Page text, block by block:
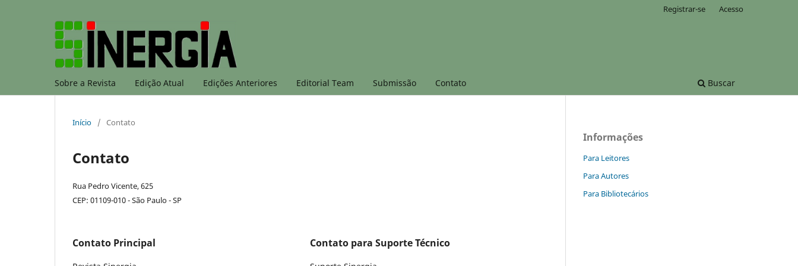
Sobre a Revista Edição Atual Edições Anteriores Editorial Team Submissão Contato Buscar
Registrar-se Acesso
Início / Contato
Contato
Rua Pedro Vicente, 625
CEP: 01109-010 - São Paulo - SP
Contato Principal Contato para Suporte Técnico
Informações
Para Leitores
Para Autores
Para Bibliotecários